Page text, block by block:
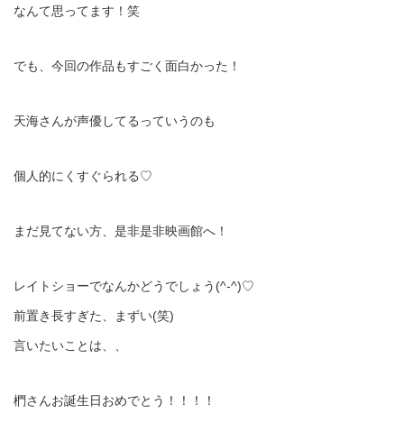
なんて思ってます！笑
でも、今回の作品もすごく面白かった！
天海さんが声優してるっていうのも
個人的にくすぐられる♡
まだ見てない方、是非是非映画館へ！
レイトショーでなんかどうでしょう(^-^)♡
前置き長すぎた、まずい(笑)
言いたいことは、、
椚さんお誕生日おめでとう！！！！